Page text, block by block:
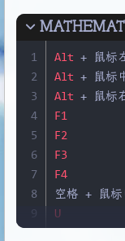
13
14
15
16
17
18
19
20
21
22
23
24
平
旋
栅格 G
统
配置视口 >
配置视口 >
边面 	F4
1
2
3
4
5
6
7
8
9
10
Alt +
Alt +
Alt +
F1
F2
F3
F4
空格 +
U
O